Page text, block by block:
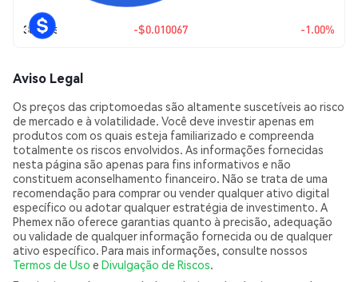
30 Dias -$0.010067 -1.00%
Aviso Legal
Os preços das criptomoedas são altamente suscetíveis ao risco
de mercado e à volatilidade. Você deve investir apenas em
produtos com os quais esteja familiarizado e compreenda
totalmente os riscos envolvidos. As informações fornecidas
nesta página são apenas para fins informativos e não
constituem aconselhamento financeiro. Não se trata de uma
recomendação para comprar ou vender qualquer ativo digital
específico ou adotar qualquer estratégia de investimento. A
Phemex não oferece garantias quanto à precisão, adequação
ou validade de qualquer informação fornecida ou de qualquer
ativo específico. Para mais informações, consulte nossos
Termos de Uso e Divulgação de Riscos.